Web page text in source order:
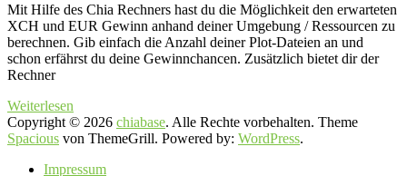
Mit Hilfe des Chia Rechners hast du die Möglichkeit den erwarteten
XCH und EUR Gewinn anhand deiner Umgebung / Ressourcen zu
berechnen. Gib einfach die Anzahl deiner Plot-Dateien an und
schon erfährst du deine Gewinnchancen. Zusätzlich bietet dir der
Rechner
Weiterlesen
Copyright © 2026 chiabase. Alle Rechte vorbehalten. Theme
Spacious von ThemeGrill. Powered by: WordPress.
Impressum